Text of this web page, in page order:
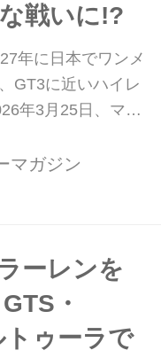
戦いに!?
年に日本でワンメ
GT3に近いハイレ
年3月25日、マク
日本においてもカ
を本格的に立ち上
備を進めているこ
すでに2024年から
マガジン
ーレンを
・
ゥーラで